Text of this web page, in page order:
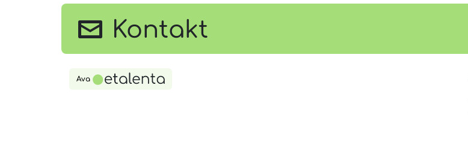
Kontakt
Ava